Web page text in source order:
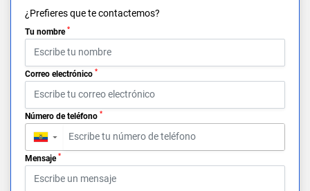
¿Prefieres que te contactemos?
Tu nombre *
Correo electrónico *
Número de teléfono *
▼
Mensaje *